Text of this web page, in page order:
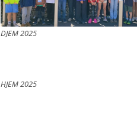
DJEM 2025
HJEM 2025